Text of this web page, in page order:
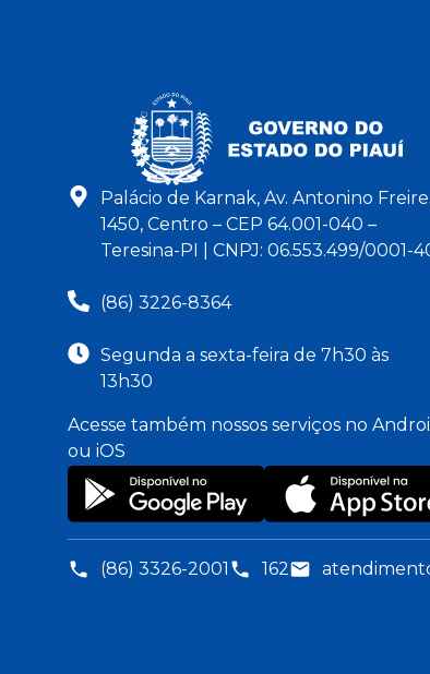
Palácio de Karnak, Av. Antonino
1450, Centro – CEP 64.001-040 –
Teresina-PI | CNPJ: 06.553.499/0001-
(86) 3226-8364
Segunda a sexta-feira de 7h30 às
13h30
Acesse também nossos serviços no
ou iOS
(86) 3326-2001 162